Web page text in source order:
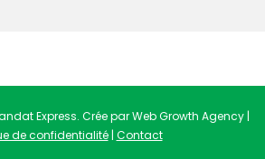
Express. Crée par Web Growth Agency |
de confidentialité| Contact